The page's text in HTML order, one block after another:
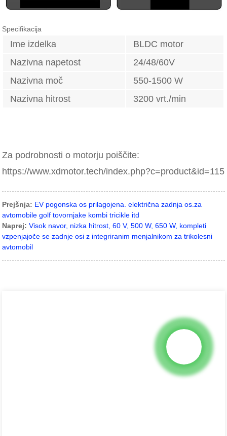
Specifikacija
Ime izdelka
BLDC motor
Nazivna napetost
24/48/60V
Nazivna moč
550-1500 W
Nazivna hitrost
3200 vrt./min
Za podrobnosti o motorju poiščite:
https://www.xdmotor.tech/index.php?c=product&id=115
Prejšnja: EV pogonska os prilagojena. električna zadnja os.za
avtomobile golf tovornjake kombi tricikle itd
Naprej: Visok navor, nizka hitrost, 60 V, 500 W, 650 W, kompleti
vzpenjajoče se zadnje osi z integriranim menjalnikom za trikolesni
avtomobil